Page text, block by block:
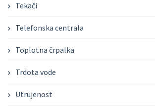
Tekači
Telefonska centrala
Toplotna črpalka
Trdota vode
Utrujenost